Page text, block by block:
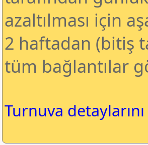
azaltılması için
2 haftadan (bitiş
tüm bağlantılar
Turnuva